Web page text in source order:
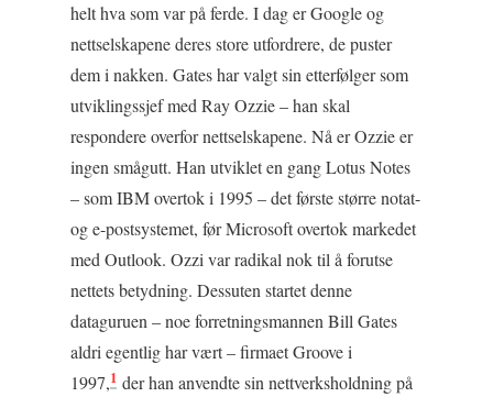
helt hva som var på ferde. I dag er Google og
nettselskapene deres store utfordrere, de puster
dem i nakken. Gates har valgt sin etterfølger som
utviklingssjef med Ray Ozzie – han skal
respondere overfor nettselskapene. Nå er Ozzie er
ingen smågutt. Han utviklet en gang Lotus Notes
– som IBM overtok i 1995 – det første større notat-
og e-postsystemet, før Microsoft overtok markedet
med Outlook. Ozzi var radikal nok til å forutse
nettets betydning. Dessuten startet denne
dataguruen – noe forretningsmannen Bill Gates
aldri egentlig har vært – firmaet Groove i
1997,1 der han anvendte sin nettverksholdning på